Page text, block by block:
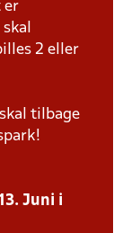
er
2 eller
tilbage
Juni i